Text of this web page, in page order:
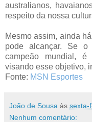
australianos,
respeito da nossa
Mesmo assim, ainda
pode alcançar. Se o
campeão mundial,
visando esse objetivo,
Fonte: MSN Esportes
João de Sousa às sexta-
Nenhum comentário: